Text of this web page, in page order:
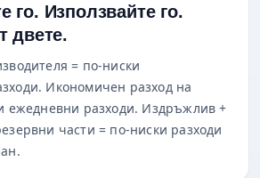
го. Използвайте го.
двете.
= по-ниски
Икономичен разход на
ежедневни разходи. Издръжлив +
части = по-ниски разходи